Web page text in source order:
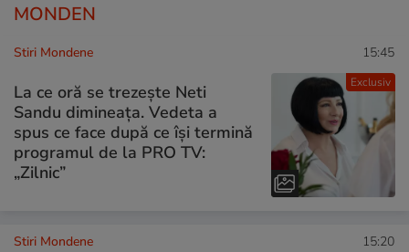
MONDEN
Exclusiv
Stiri Mondene 15:45
La ce oră se trezește Neti
Sandu dimineața. Vedeta a
spus ce face după ce își termină
programul de la PRO TV:
„Zilnic”
Stiri Mondene 15:20